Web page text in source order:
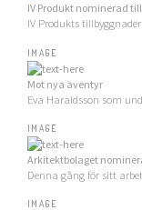
IV Produkt nominerad
IV Produkts
IMAGE
Mot nya äventyr
Eva Haraldsson som
IMAGE
Arkitektbolaget
Denna gång för sitt
IMAGE